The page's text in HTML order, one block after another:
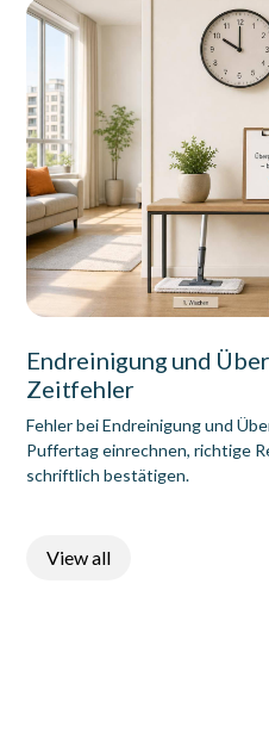
Endreinigung und
Zeitfehler
Fehler bei Endreinigung und
Puffertag einrechnen, richtige
schriftlich bestätigen.
View all